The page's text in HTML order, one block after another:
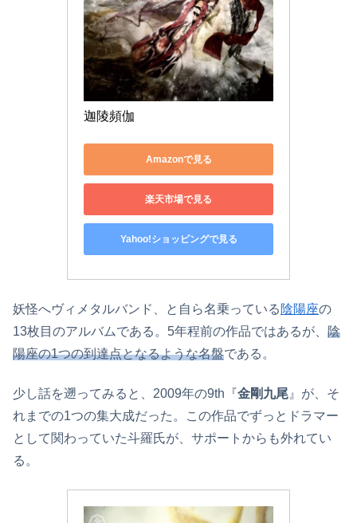
迦陵頻伽
Amazonで見る
楽天市場で見る
Yahoo!ショッピングで見る
妖怪へヴィメタルバンド、と自ら名乗っている 陰陽座の
13枚目のアルバムである。5年程前の作品ではあるが、 陰
陽座の1つの到達点となるような名盤である。
少し話を遡ってみると、2009年の9th『金剛九尾 』が、そ
れまでの1つの集大成だった。この作品でずっとドラマー
として関わっていた斗羅氏が、サポートからも外れてい
る。